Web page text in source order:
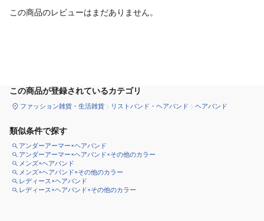
この商品のレビューはまだありません。
この商品が登録されているカテゴリ
ファッション雑貨・生活雑貨 リストバンド・ヘアバンド ヘアバンド
類似条件で探す
アンダーアーマー×ヘアバンド
アンダーアーマー×ヘアバンド×その他のカラー
メンズ×ヘアバンド
メンズ×ヘアバンド×その他のカラー
レディース×ヘアバンド
レディース×ヘアバンド×その他のカラー